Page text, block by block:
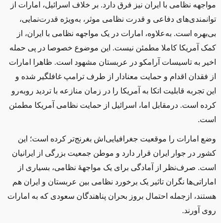
مواجهه نظامی با ایران نیز فرق دارد. بر خلاف اسرائیل، امارات از
توانمندی‌های دفاعی و قدرت نظامی موثر، به‌ویژه قدرت‌نمایی،
بی‌بهره است. به‌علاوه، امارات در یک مواجهه نظامی با ایران، از
کمک آمریکا کاملا مطمئن نیست. این موضوع خصوصا در پی حمله
اخیر به تاسیسات آرامکو در عربستان مشهود است. ظاهرا امارات
از فقدان اقدام و حمایت معنادار از طرف ترامپ غافلگیر شده و
این تجربه‌ قابلیت اتکا به آمریکا را در زمان منازعه با تردید روبه‌رو
کرده است. درمقابل اما، اسرائیل از حمایت نظامی آمریکا مطمئن
است.
وضع امارات را موقعیت جغرافیایی‌اش بغرنج‌تر کرده است؛ این
کشور در جوار ایران قرار دارد و موطن جمعیت بزرگی از ایرانیان
است. صرف‌نظر از آمادگی برای یک مواجهۀ نظامی، بسیاری از
اماراتی‌ها نگران تاثیر یک برخورد نظامی بین عربستان و ایران هم
هستند، ازجمله احتمال بروز بحران پناهندگان سعودی که به امارات
روی آورند.